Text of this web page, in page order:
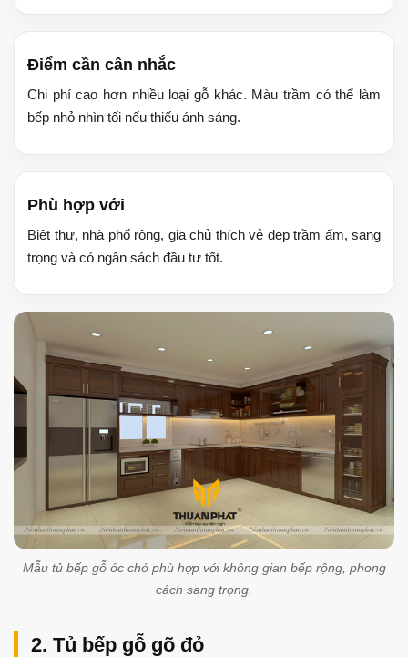
Điểm cần cân nhắc
Chi phí cao hơn nhiều loại gỗ khác. Màu trầm có thể làm
bếp nhỏ nhìn tối nếu thiếu ánh sáng.
Phù hợp với
Biệt thự, nhà phố rộng, gia chủ thích vẻ đẹp trầm ấm, sang
trọng và có ngân sách đầu tư tốt.
Mẫu tủ bếp gỗ óc chó phù hợp với không gian bếp rộng, phong
cách sang trọng.
2. Tủ bếp gỗ gõ đỏ